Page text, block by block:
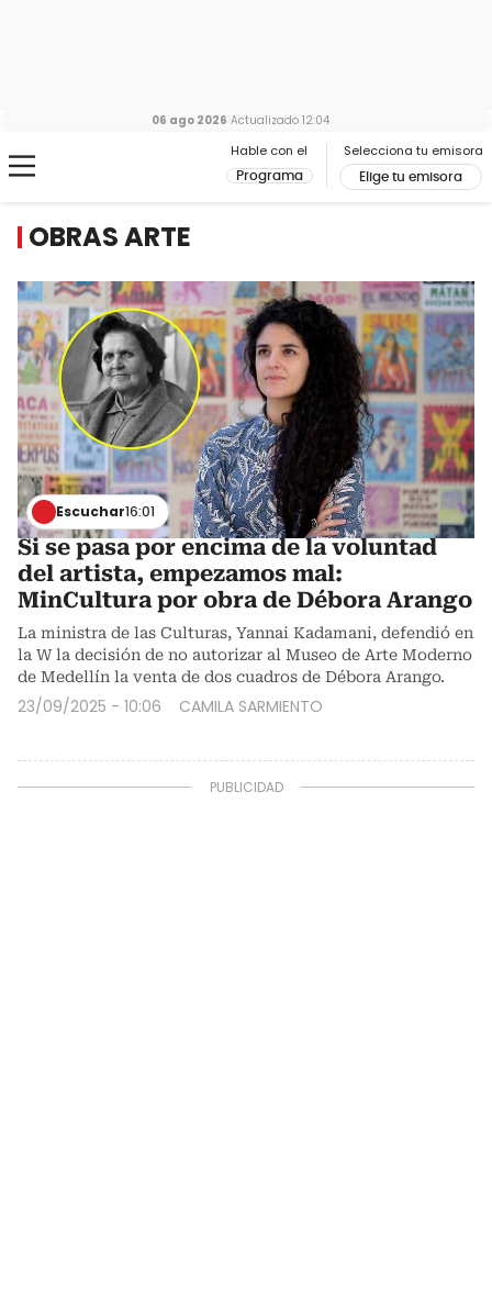
Hable con el
Programa
Selecciona tu emisora
Elige tu emisora
06 ago 2026 Actualizado 12:04
OBRAS ARTE
Escuchar16:01
Si se pasa por encima de la voluntad
del artista, empezamos mal:
MinCultura por obra de Débora Arango
La ministra de las Culturas, Yannai Kadamani, defendió en
la W la decisión de no autorizar al Museo de Arte Moderno
de Medellín la venta de dos cuadros de Débora Arango.
23/09/2025 - 10:06 CAMILA SARMIENTO